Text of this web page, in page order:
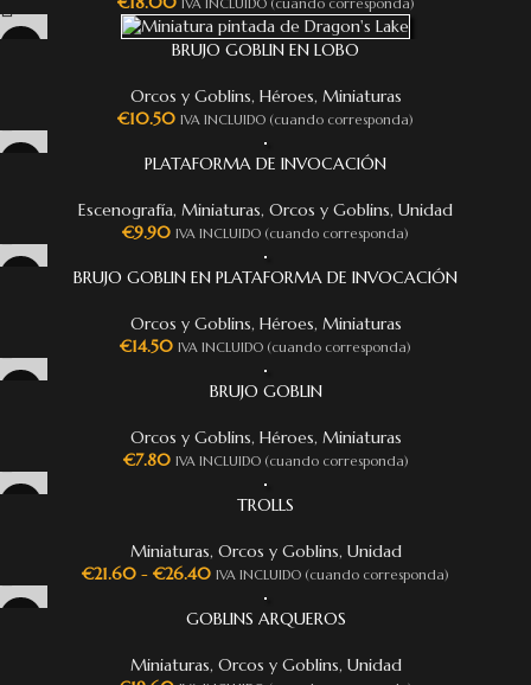
IVA INCLUIDO (cuando corresponda)
BRUJO GOBLIN EN LOBO
Orcos y Goblins, Héroes, Miniaturas
€10.50 IVA INCLUIDO (cuando corresponda)
PLATAFORMA DE INVOCACIÓN
Escenografía, Miniaturas, Orcos y Goblins, Unidad
€9.90 IVA INCLUIDO (cuando corresponda)
BRUJO GOBLIN EN PLATAFORMA DE INVOCACIÓN
Orcos y Goblins, Héroes, Miniaturas
€14.50 IVA INCLUIDO (cuando corresponda)
BRUJO GOBLIN
Orcos y Goblins, Héroes, Miniaturas
€7.80 IVA INCLUIDO (cuando corresponda)
TROLLS
Miniaturas, Orcos y Goblins, Unidad
€21.60 - €26.40 IVA INCLUIDO (cuando corresponda)
GOBLINS ARQUEROS
Miniaturas, Orcos y Goblins, Unidad